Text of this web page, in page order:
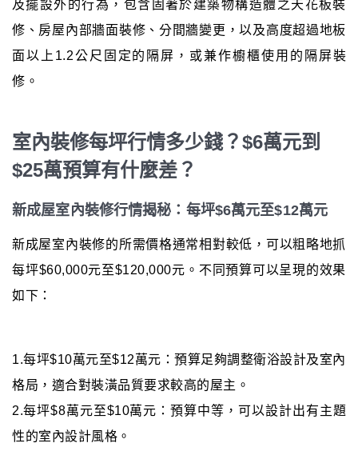
及擺設外的行為，包含固著於建築物構造體之天花板裝
修、房屋內部牆面裝修、分間牆變更，以及高度超過地板
面以上1.2公尺固定的隔屏，或兼作櫥櫃使用的隔屏裝
修。
室內裝修每坪行情多少錢？$6萬元到
$25萬預算有什麼差？
新成屋室內裝修行情揭秘：每坪$6萬元至$12萬元
新成屋室內裝修的所需價格通常相對較低，可以粗略地抓
每坪$60,000元至$120,000元。不同預算可以呈現的效果
如下：
1.每坪$10萬元至$12萬元：預算足夠調整衛浴設計及室內
格局，適合對裝潢品質要求較高的屋主。
2.每坪$8萬元至$10萬元：預算中等，可以設計出有主題
性的室內設計風格。